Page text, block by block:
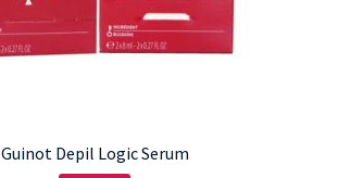
Guinot Depil Logic Serum